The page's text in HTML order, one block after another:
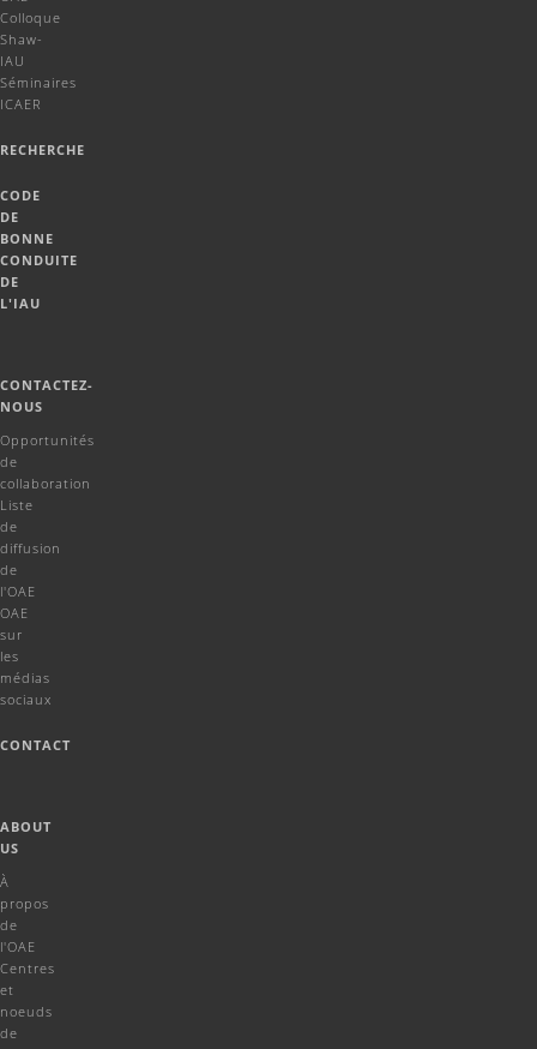
Colloque
Shaw-
IAU
Séminaires
ICAER
RECHERCHE
CODE
DE
BONNE
CONDUITE
DE
L'IAU
CONTACTEZ-
NOUS
Opportunités
de
collaboration
Liste
de
diffusion
de
l'OAE
OAE
sur
les
médias
sociaux
CONTACT
ABOUT
US
À
propos
de
l'OAE
Centres
et
noeuds
de